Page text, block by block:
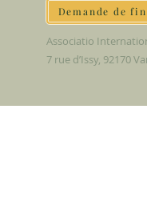
Demande de
Associatio
7 rue d’Issy, 92170